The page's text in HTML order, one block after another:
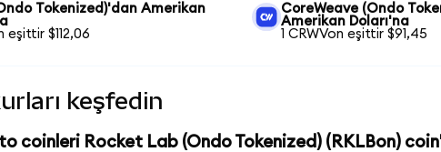
Tokenized)'dan Amerikan
eşittir $112,06
CoreWeave (Ondo
Amerikan Doları'na
1 CRWVon eşittir $91,45
keşfedin
coinleri Rocket Lab (Ondo Tokenized) (RKLBon)